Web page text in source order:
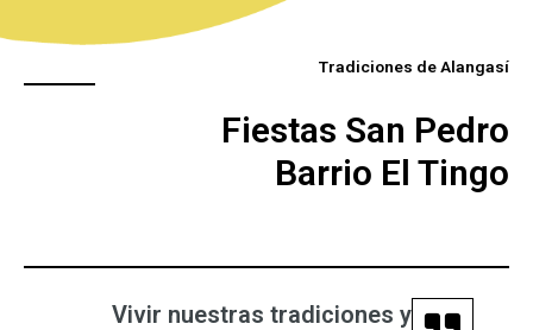
Tradiciones de Alangasí
Fiestas San Pedro
Barrio El Tingo
Vivir nuestras tradiciones y